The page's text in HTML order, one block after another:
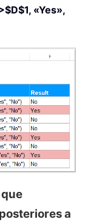
«Yes»,
a